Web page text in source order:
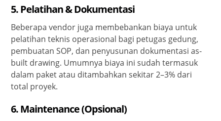
5. Pelatihan & Dokumentasi
Beberapa vendor juga membebankan biaya untuk
pelatihan teknis operasional bagi petugas gedung,
pembuatan SOP, dan penyusunan dokumentasi as-
built drawing. Umumnya biaya ini sudah termasuk
dalam paket atau ditambahkan sekitar 2–3% dari
total proyek.
6. Maintenance (Opsional)